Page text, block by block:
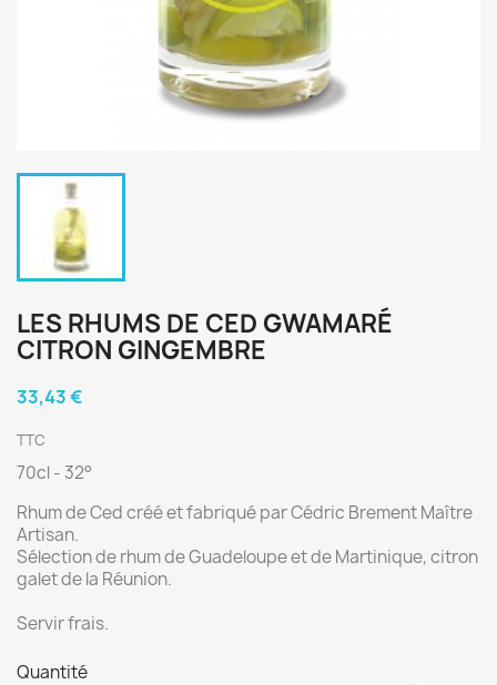
LES RHUMS DE CED GWAMARÉ
CITRON GINGEMBRE
33,43 €
TTC
70cl - 32°
Rhum de Ced créé et fabriqué par Cédric Brement Maître
Artisan.
Sélection de rhum de Guadeloupe et de Martinique, citron
galet de la Réunion.
Servir frais.
Quantité